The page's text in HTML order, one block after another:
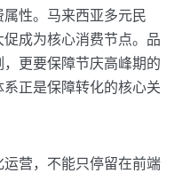
性。马来西亚多元民
成为核心消费节点。品
更要保障节庆高峰期的
正是保障转化的核心关
营，不能只停留在前端